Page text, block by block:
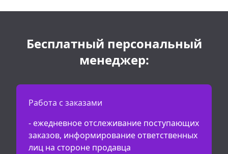
Бесплатный персональный
менеджер:
Работа с заказами
- ежедневное отслеживание поступающих
заказов, информирование ответственных
лиц на стороне продавца